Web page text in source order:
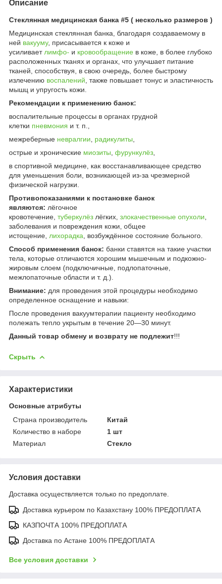
Описание
Стеклянная медицинская банка #5 ( несколько размеров )
Медицинская стеклянная банка, благодаря создаваемому в
ней вакууму, присасывается к коже и
усиливает лимфо- и кровообращение в коже, в более глубоко
расположенных тканях и органах, что улучшает питание
тканей, способствуя, в свою очередь, более быстрому
излечению воспалений , также повышает тонус и эластичность
мышц и упругость кожи.
Рекомендации к применению банок:
воспалительные процессы в органах грудной
клетки пневмония и т. п.,
межреберные невралгии радикулиты
острые и хронические миозиты фурункулёз
в спортивной медицине, как восстанавливающее средство
для уменьшения боли, возникающей из-за чрезмерной
физической нагрузки.
Противопоказаниями к постановке банок
являются: лёгочное
кровотечение, туберкулёз лёгких, злокачественные опухоли
заболевания и повреждения кожи, общее
истощение, лихорадка , возбуждённое состояние больного.
Способ применения банок: банки ставятся на такие участки
тела, которые отличаются хорошим мышечным и подкожно-
жировым слоем (подключичные, подлопаточные,
межлопаточные области и т. д.).
Внимание: для проведения этой процедуры необходимо
определенное оснащение и навыки:
После проведения вакуумтерапии пациенту необходимо
полежать тепло укрытым в течение 20—30 минут.
Данный товар обмену и возврату не подлежит!!!
Скрыть
Характеристики
Основные атрибуты
Страна производитель
Китай
Количество в наборе
1 шт
Материал
Стекло
Условия доставки
Доставка осуществляется только по предоплате.
Доставка курьером по Казахстану 100% ПРЕДОПЛАТА
КАЗПОЧТА 100% ПРЕДОПЛАТА
Доставка по Астане 100% ПРЕДОПЛАТА
Все условия доставки